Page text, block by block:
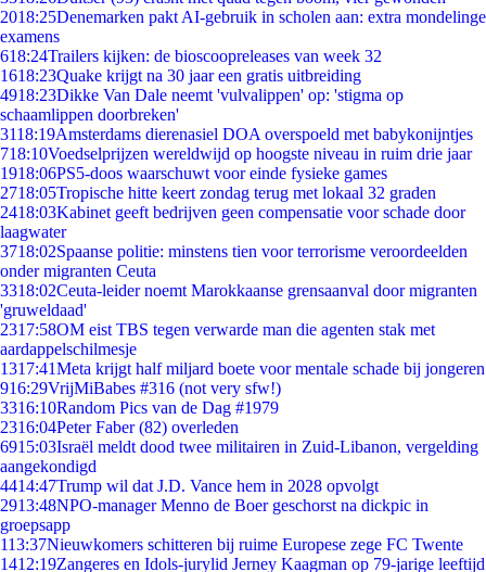
2018:25Denemarken pakt AI-gebruik in scholen aan: extra mondelinge
examens
618:24Trailers kijken: de bioscoopreleases van week 32
1618:23Quake krijgt na 30 jaar een gratis uitbreiding
4918:23Dikke Van Dale neemt 'vulvalippen' op: 'stigma op
schaamlippen doorbreken'
3118:19Amsterdams dierenasiel DOA overspoeld met babykonijntjes
718:10Voedselprijzen wereldwijd op hoogste niveau in ruim drie jaar
1918:06PS5-doos waarschuwt voor einde fysieke games
2718:05Tropische hitte keert zondag terug met lokaal 32 graden
2418:03Kabinet geeft bedrijven geen compensatie voor schade door
laagwater
3718:02Spaanse politie: minstens tien voor terrorisme veroordeelden
onder migranten Ceuta
3318:02Ceuta-leider noemt Marokkaanse grensaanval door migranten
'gruweldaad'
2317:58OM eist TBS tegen verwarde man die agenten stak met
aardappelschilmesje
1317:41Meta krijgt half miljard boete voor mentale schade bij jongeren
916:29VrijMiBabes #316 (not very sfw!)
3316:10Random Pics van de Dag #1979
2316:04Peter Faber (82) overleden
6915:03Israël meldt dood twee militairen in Zuid-Libanon, vergelding
aangekondigd
4414:47Trump wil dat J.D. Vance hem in 2028 opvolgt
2913:48NPO-manager Menno de Boer geschorst na dickpic in
groepsapp
113:37Nieuwkomers schitteren bij ruime Europese zege FC Twente
1412:19Zangeres en Idols-jurylid Jerney Kaagman op 79-jarige leeftijd